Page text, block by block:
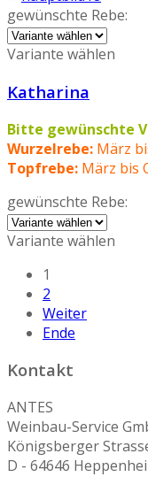
gewünschte Rebe:
Variante wählen
Katharina
Bitte gewünschte
Wurzelrebe: März
Topfrebe: März bis
gewünschte Rebe:
Variante wählen
1
2
Weiter
Ende
Kontakt
ANTES
Weinbau-Service
Königsberger
D - 64646